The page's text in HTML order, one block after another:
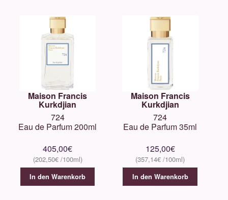
Maison Francis
Kurkdjian
724
Eau de Parfum 200ml
405,00€
202,50€
In den Warenkorb
Maison Francis
Kurkdjian
724
Eau de Parfum 35ml
125,00€
357,14€
In den Warenkorb